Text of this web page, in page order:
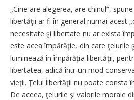
„Cine are alegerea, are chinul”,
libertăţii ar fi în general numai acest
necesitate şi libertate nu ar exista
este acea împărăţie, din care ţelurile
luminează în împărăţia libertăţii,
libertatea, adică într-un mod
vieţii. Ţelul libertăţii nu poate consta
De aceea, ţelurile şi valorile morale